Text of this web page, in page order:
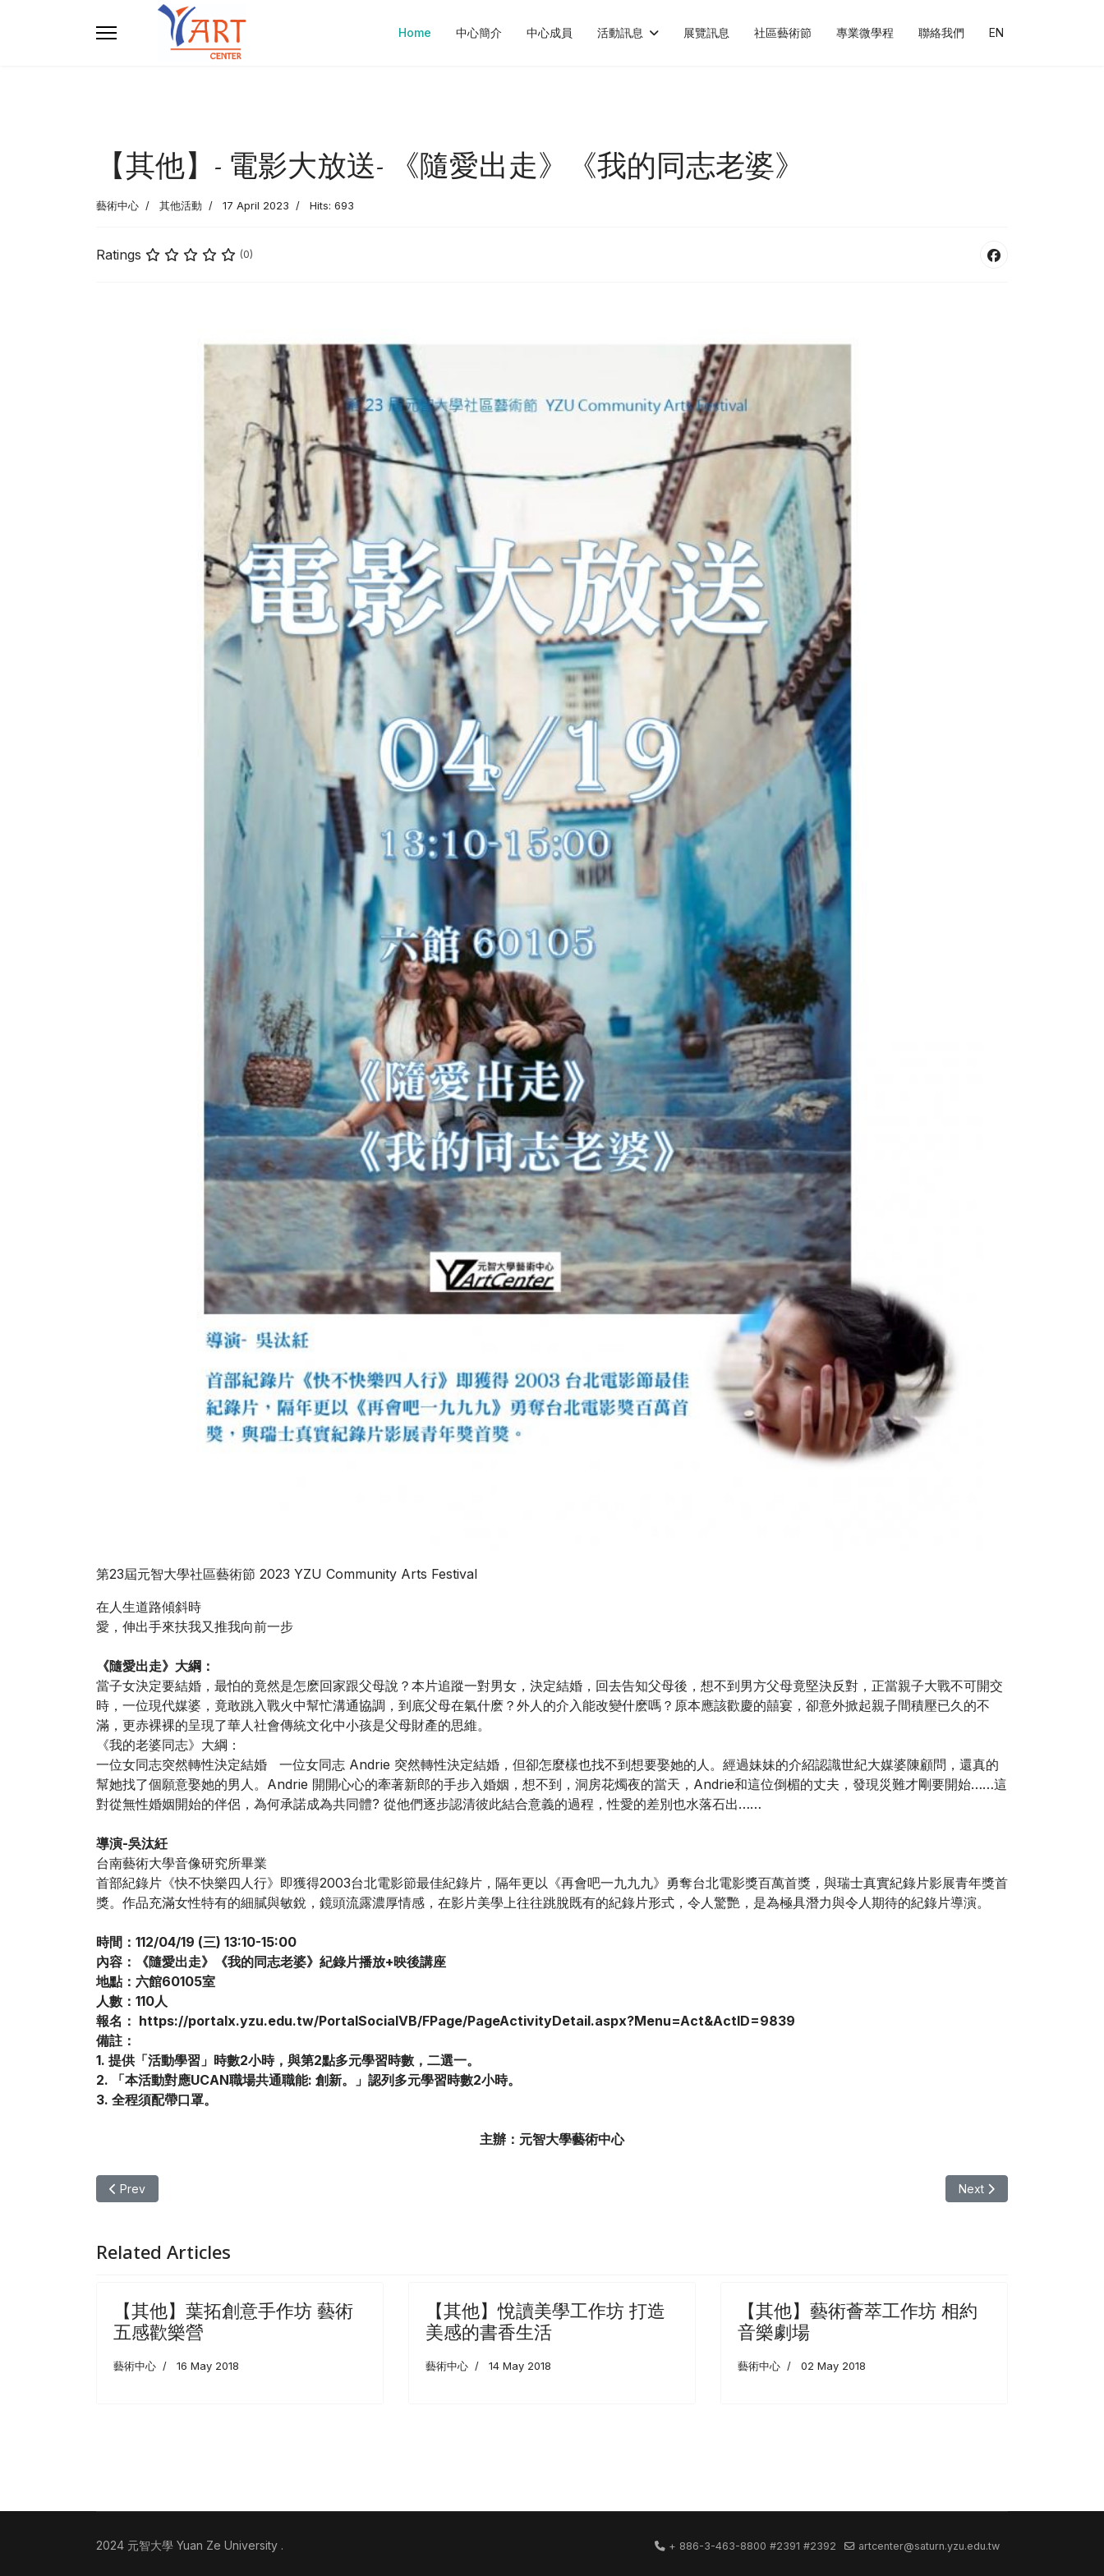
Home 中心簡介 中心成員 活動訊息 展覽訊息 社區藝術節 專業微學程 聯絡我們 EN
【其他】- 電影大放送- 《隨愛出走》《我的同志老婆》
藝術中心 其他活動 17 April 2023 Hits: 693
Ratings (0)
第23屆元智大學社區藝術節 2023 YZU Community Arts Festival
在人生道路傾斜時
愛，伸出手來扶我又推我向前一步
《隨愛出走》大綱：
當子女決定要結婚，最怕的竟然是怎麽回家跟父母說？本片追蹤一對男女，決定結婚，回去告知父母後，想不到男方父母竟堅決反對，正當親子大戰不可開交
時，一位現代媒婆，竟敢跳入戰火中幫忙溝通協調，到底父母在氣什麽？外人的介入能改變什麽嗎？原本應該歡慶的囍宴，卻意外掀起親子間積壓已久的不
滿，更赤裸裸的呈現了華人社會傳統文化中小孩是父母財產的思維。
《我的老婆同志》大綱：
一位女同志突然轉性決定結婚 一位女同志 Andrie 突然轉性決定結婚，但卻怎麼樣也找不到想要娶她的人。經過妹妹的介紹認識世紀大媒婆陳顧問，還真的
幫她找了個願意娶她的男人。Andrie 開開心心的牽著新郎的手步入婚姻，想不到，洞房花燭夜的當天，Andrie和這位倒楣的丈夫，發現災難才剛要開始……這
對從無性婚姻開始的伴侶，為何承諾成為共同體? 從他們逐步認清彼此結合意義的過程，性愛的差別也水落石出……
導演-吳汰紝
台南藝術大學音像研究所畢業
首部紀錄片《快不快樂四人行》即獲得2003台北電影節最佳紀錄片，隔年更以《再會吧一九九九》勇奪台北電影獎百萬首獎，與瑞士真實紀錄片影展青年獎首
獎。作品充滿女性特有的細膩與敏銳，鏡頭流露濃厚情感，在影片美學上往往跳脫既有的紀錄片形式，令人驚艷，是為極具潛力與令人期待的紀錄片導演。
時間：112/04/19 (三) 13:10-15:00
內容：《隨愛出走》《我的同志老婆》紀錄片播放+映後講座
地點：六館60105室
人數：110人
報名： https://portalx.yzu.edu.tw/PortalSocialVB/FPage/PageActivityDetail.aspx?Menu=Act&ActID=9839
備註：
1. 提供「活動學習」時數2小時，與第2點多元學習時數，二選一。
2. 「本活動對應UCAN職場共通職能: 創新。」認列多元學習時數2小時。
3. 全程須配帶口罩。
主辦：元智大學藝術中心
Previous article: 【其他】心光電影院 《追尋完美設計的伊斯蘭林園》
Prev Next article: 【其他】~ 電
Next
Related Articles
【其他】葉拓創意手作坊 藝術
五感歡樂營
藝術中心 16 May 2018
【其他】悅讀美學工作坊 打造
美感的書香生活
藝術中心 14 May 2018
【其他】藝術薈萃工作坊 相約
音樂劇場
藝術中心 02 May 2018
2024 元智大學 Yuan Ze University . + 886-3-463-8800 #2391 #2392 artcenter@saturn.yzu.edu.tw